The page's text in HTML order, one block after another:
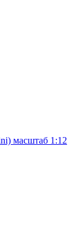
масштаб 1:12